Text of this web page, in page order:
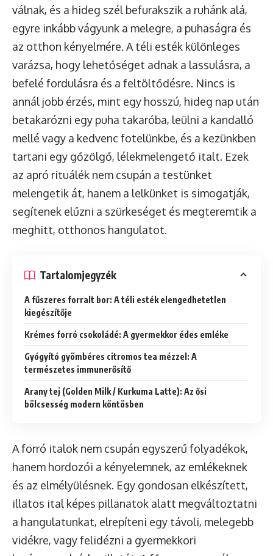
válnak, és a hideg szél befurakszik a ruhánk alá,
egyre inkább vágyunk a melegre, a puhaságra és
az otthon kényelmére. A téli esték különleges
varázsa, hogy lehetőséget adnak a lassulásra, a
befelé fordulásra és a feltöltődésre. Nincs is
annál jobb érzés, mint egy hosszú, hideg nap után
betakarózni egy puha takaróba, leülni a kandalló
mellé vagy a kedvenc fotelünkbe, és a kezünkben
tartani egy gőzölgő, lélekmelengető italt. Ezek
az apró rituálék nem csupán a testünket
melengetik át, hanem a lelkünket is simogatják,
segítenek elűzni a szürkeséget és megteremtik a
meghitt, otthonos hangulatot.
Tartalomjegyzék
A fűszeres forralt bor: A téli esték elengedhetetlen
kiegészítője
Krémes forró csokoládé: A gyermekkor édes emléke
Gyógyító gyömbéres citromos tea mézzel: A
természetes immunerősítő
Arany tej (Golden Milk / Kurkuma Latte): Az ősi
bölcsesség modern köntösben
A forró italok nem csupán egyszerű folyadékok,
hanem hordozói a kényelemnek, az emlékeknek
és az elmélyülésnek. Egy gondosan elkészített,
illatos ital képes pillanatok alatt megváltoztatni
a hangulatunkat, elrepíteni egy távoli, melegebb
vidékre, vagy felidézni a gyermekkori